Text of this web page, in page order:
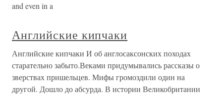
and even in a
Английские кипчаки
Английские кипчаки И об англосаксонских походах
старательно забыто.Веками придумывались рассказы о
зверствах пришельцев. Мифы громоздили один на
другой. Дошло до абсурда. В истории Великобритании